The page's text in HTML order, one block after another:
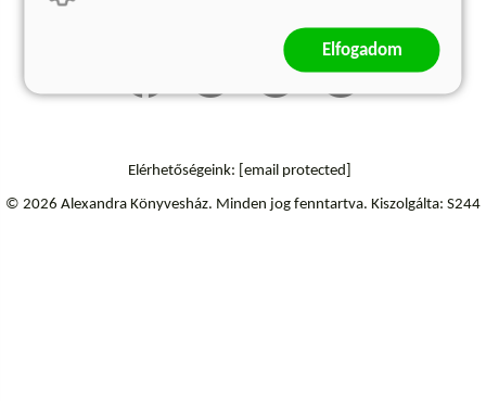
Elérhetőségeink: [email protected]
© 2026 Alexandra Könyvesház. Minden jog fenntartva. Kiszolgálta: S244
Elfogadom